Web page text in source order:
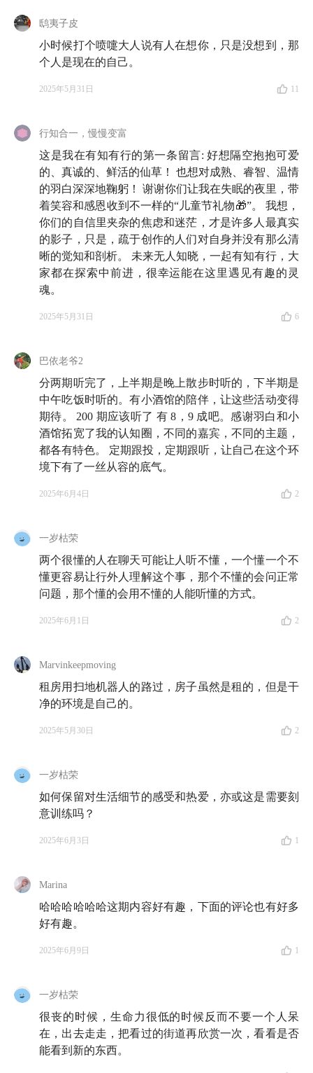
正适合在儿童节送给每一个仍在努力成为大人的我们。
和TA 们聊天的这几个小时甚至也软化了我，你可能会
听到一个小酒馆近 200 期节目以来前所未有温柔的雨
白，连我自己都没有想到，原来我也有这么轻声细语的
意放下期待，放轻松，带着一点点柔软来听，这期节目
或许能恰好在你需要的时候给你一点点的温暖。
🍻 本期嘉宾
Blake：青年媒体品牌「我要WhatYouNeed」创始人，
同时有一个播客「Blake有问题」 。
仙草：播客「不把天聊si」主播。
02:27投资是你们大人的事情，我要做小孩那桌 🧒🏻
08:53 一群敏感的、善于体尝日常细节的、充满好奇的
以及面对生活困难的人
15:15十年前的一个起心动念：站在我旁边的那个人，
TA在想些什么？TA在苦恼什么？「其实我们都想看一
出口，是成年人的超能力
34:44我很想知道，那些没有安全感的同类们，都是怎
样面对这份没有安全感的生活的？
40:22如果大家都愿意说出这种话，人的痛苦或许就会
46:01
56:08当我四十岁、五十岁，我就继续做那个时候的我
关心的话题，而不是想象年轻人在关心什么
啦，我们准备制作一期特别节目，怀着轻松愉悦的心
情，聊一聊和大家一起走过的这 200 期。
关于小酒馆，你有什么好奇的问题？又或者，有些话想
告诉我们很久了，但一直没机会说。趁着这个机会，都
你的提问或分享，有可能会出现在我们的节目之中。欢
迎你扫码参与问卷，或点击链接，共创属于我们的纪念
时刻！干杯！
鸱夷子皮
小时候打个喷嚏大人说有人在想你，只是没想到，那
个人是现在的自己。
2025年5月31日 11
行知合一，慢慢变富
这是我在有知有行的第一条留言: 好想隔空抱抱可爱
的、真诚的、鲜活的仙草！ 也想对成熟、睿智、温情
的羽白深深地鞠躬！ 谢谢你们让我在失眠的夜里，带
着笑容和感恩收到不一样的“儿童节礼物🎁”。 我想，
你们的自信里夹杂的焦虑和迷茫，才是许多人最真实
的影子，只是，疏于创作的人们对自身并没有那么清
晰的觉知和剖析。 未来无人知晓，一起有知有行，大
家都在探索中前进，很幸运能在这里遇见有趣的灵
魂。
2025年5月31日 6
巴依老爷2
分两期听完了，上半期是晚上散步时听的，下半期是
中午吃饭时听的。有小酒馆的陪伴，让这些活动变得
期待。 200 期应该听了 有 8，9 成吧。感谢羽白和小
酒馆拓宽了我的认知圈，不同的嘉宾，不同的主题，
都各有特色。 定期跟投，定期跟听，让自己在这个环
境下有了一丝从容的底气。
2025年6月4日 2
一岁枯荣
两个很懂的人在聊天可能让人听不懂，一个懂一个不
懂更容易让行外人理解这个事，那个不懂的会问正常
问题，那个懂的会用不懂的人能听懂的方式。
2025年6月1日 2
Marvinkeepmoving
租房用扫地机器人的路过，房子虽然是租的，但是干
净的环境是自己的。
2025年5月30日 2
一岁枯荣
如何保留对生活细节的感受和热爱，亦或这是需要刻
意训练吗？
2025年6月3日 1
Marina
哈哈哈哈哈哈这期内容好有趣，下面的评论也有好多
好有趣。
2025年6月9日 1
一岁枯荣
很丧的时候，生命力很低的时候反而不要一个人呆
在，出去走走，把看过的街道再欣赏一次，看看是否
能看到新的东西。